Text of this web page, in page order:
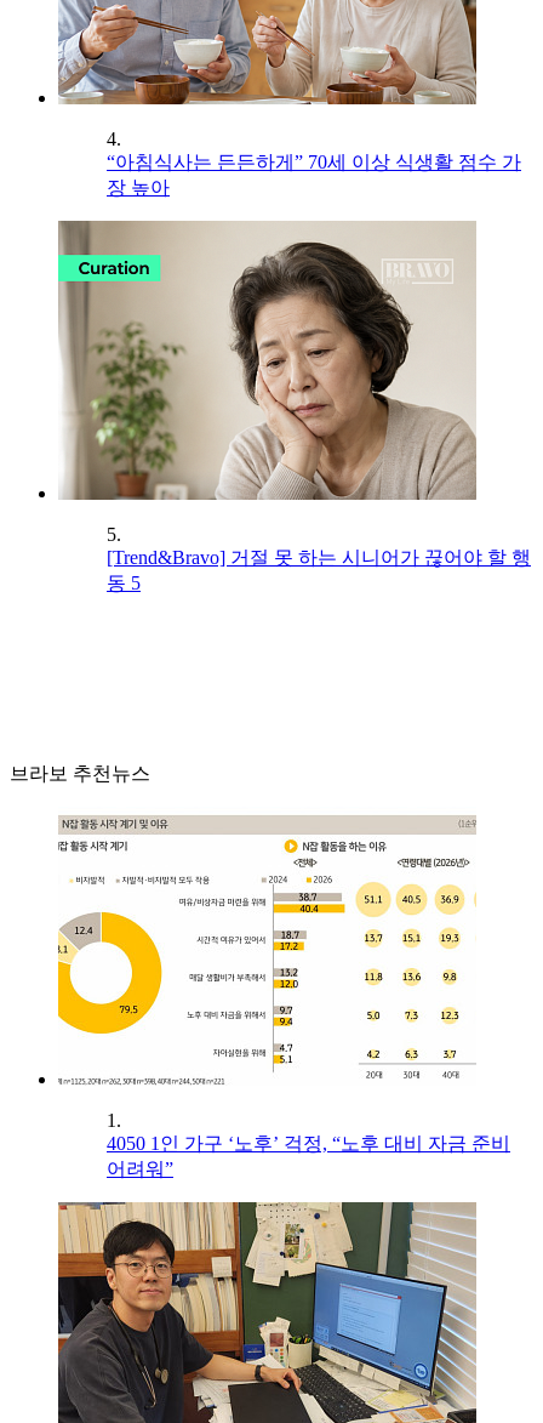
4.
“아침식사는 든든하게” 70세 이상 식생활 점수 가
장 높아
5.
[Trend&Bravo] 거절 못 하는 시니어가 끊어야 할 행
동 5
브라보 추천뉴스
1.
4050 1인 가구 ‘노후’ 걱정, “노후 대비 자금 준비
어려워”